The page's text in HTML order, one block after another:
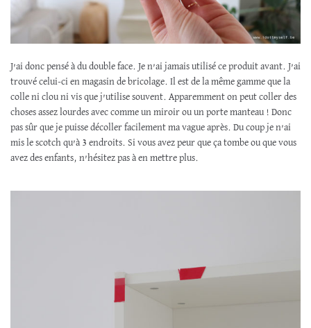
J’ai donc pensé à du double face. Je n’ai jamais utilisé ce produit avant. J’ai
trouvé celui-ci en magasin de bricolage. Il est de la même gamme que la
colle ni clou ni vis que j’utilise souvent. Apparemment on peut coller des
choses assez lourdes avec comme un miroir ou un porte manteau ! Donc
pas sûr que je puisse décoller facilement ma vague après. Du coup je n’ai
mis le scotch qu’à 3 endroits. Si vous avez peur que ça tombe ou que vous
avez des enfants, n’hésitez pas à en mettre plus.